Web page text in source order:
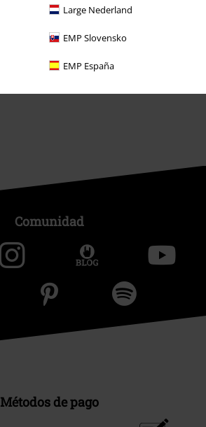
Large Nederland
EMP Slovensko
EMP España
Comunidad
Métodos de pago